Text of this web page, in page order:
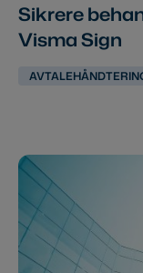
Sikrere
Visma Sign